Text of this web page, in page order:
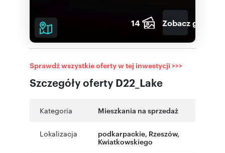
14 Zobacz galerię
Szczegóły oferty D22_Lake
Sprawdź wszystkie oferty w tej inwestycji >>>
Kategoria Mieszkania na sprzedaż
Lokalizacja podkarpackie, Rzeszów,
Kwiatkowskiego